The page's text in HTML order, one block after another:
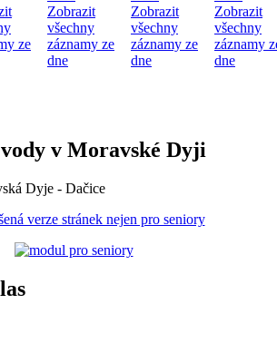
ze
Zobrazit
všechny
záznamy ze
dne
Zobrazit
všechny
záznamy ze
dne
Zobrazit
všechny
záznamy
dne
v Moravské Dyji
verze stránek nejen pro seniory